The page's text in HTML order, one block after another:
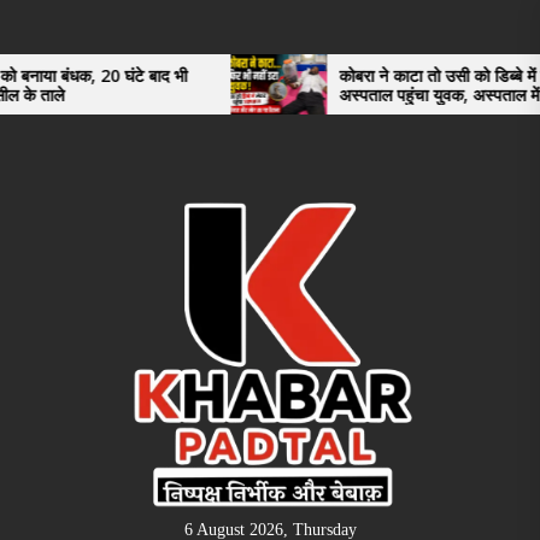
the
content
घंटे बाद भी
कोबरा ने काटा तो उसी को डिब्बे में बंद कर
अस्पताल पहुंचा युवक, अस्पताल में देखकर डॉक्टर
भी रह गए हैरान
6 August 2026, Thursday